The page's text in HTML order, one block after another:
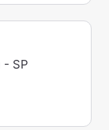
- SP